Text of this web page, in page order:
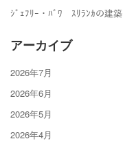
ｼﾞｪﾌﾘｰ・ﾊﾞﾜ ｽﾘﾗﾝｶの建築
アーカイブ
2026年7月
2026年6月
2026年5月
2026年4月